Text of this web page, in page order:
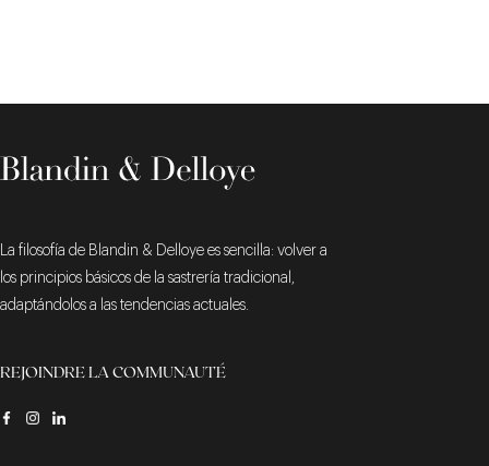
La filosofía de Blandin & Delloye es sencilla: volver a
los principios básicos de la sastrería tradicional,
adaptándolos a las tendencias actuales.
REJOINDRE LA COMMUNAUTÉ